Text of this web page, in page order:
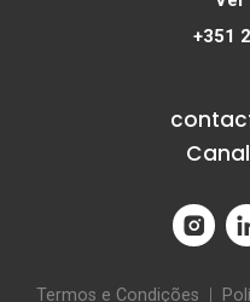
+351
Termos e Condições